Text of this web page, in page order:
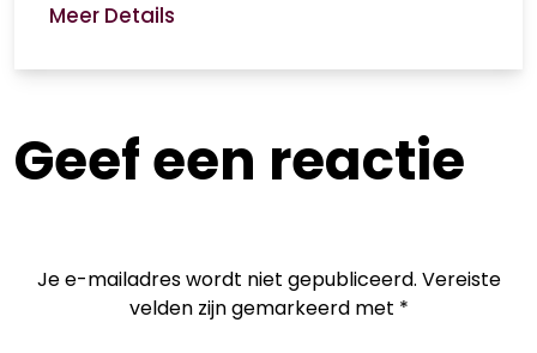
Meer Details
Geef een reactie
Je e-mailadres wordt niet gepubliceerd. Vereiste
velden zijn gemarkeerd met *